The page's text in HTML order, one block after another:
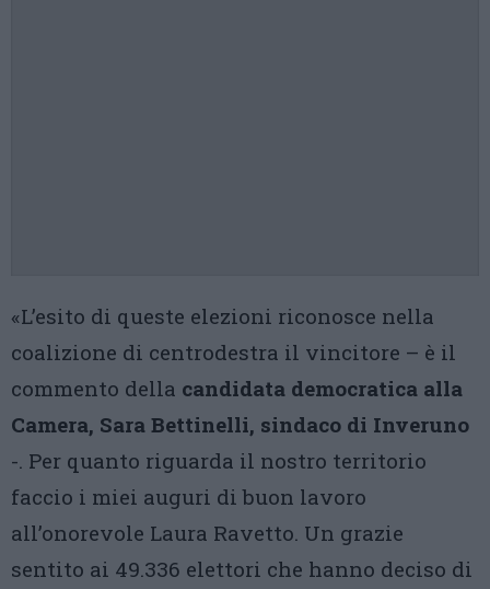
«L’esito di queste elezioni riconosce nella
coalizione di centrodestra il vincitore – è il
commento della candidata democratica alla
Camera, Sara Bettinelli, sindaco di Inveruno
-. Per quanto riguarda il nostro territorio
faccio i miei auguri di buon lavoro
all’onorevole Laura Ravetto. Un grazie
sentito ai 49.336 elettori che hanno deciso di